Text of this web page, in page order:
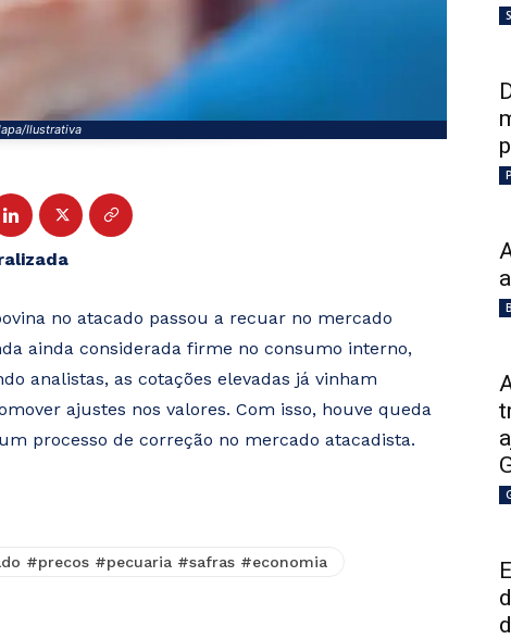
Ilustrativa
no atacado passou a recuar no mercado
ainda considerada firme no consumo interno,
analistas, as cotações elevadas já vinham
ajustes nos valores. Com isso, houve queda
processo de correção no mercado atacadista.
#precos #pecuaria #safras #economia